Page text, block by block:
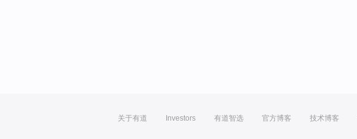
关于有道 Investors 有道智选 官方博客 技术博客